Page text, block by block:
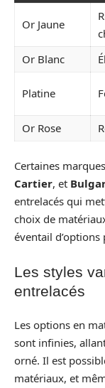
Or Jaune
Or Blanc
Platine
Or Rose
Certaines
Cartier, et
entrelacés qui
choix de
éventail
Les styles
entrelacés
Les options en
sont infinies,
orné. Il est
matériaux, et